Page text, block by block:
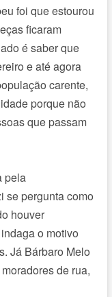
foi que estourou
ficaram
é saber que
e até agora
carente,
porque não
que passam
pela
se pergunta como
houver
o motivo
Já Bárbaro Melo
de rua,